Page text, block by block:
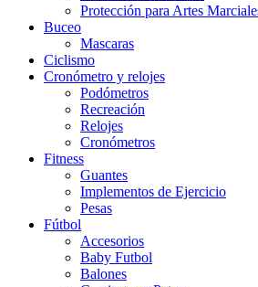
Protección para Artes
Buceo
Mascaras
Ciclismo
Cronómetro y relojes
Podómetros
Recreación
Relojes
Cronómetros
Fitness
Guantes
Implementos de Ejercicio
Pesas
Fútbol
Accesorios
Baby Futbol
Balones